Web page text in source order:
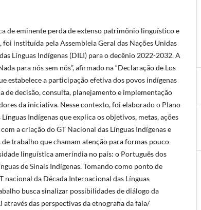
de eminente perda de extenso patrimônio linguístico e
instituída pela Assembleia Geral das Nações Unidas
Línguas Indígenas (DILI) para o decênio 2022-2032. A
para nós sem nós”, afirmado na “Declaração de Los
estabelece a participação efetiva dos povos indígenas
de decisão, consulta, planejamento e implementação
da iniciativa. Nesse contexto, foi elaborado o Plano
Indígenas que explica os objetivos, metas, ações
a criação do GT Nacional das Línguas Indígenas e
trabalho que chamam atenção para formas pouco
linguística ameríndia no país: o Português dos
de Sinais Indígenas. Tomando como ponto de
nacional da Década Internacional das Línguas
busca sinalizar possibilidades de diálogo da
das perspectivas da etnografia da fala/